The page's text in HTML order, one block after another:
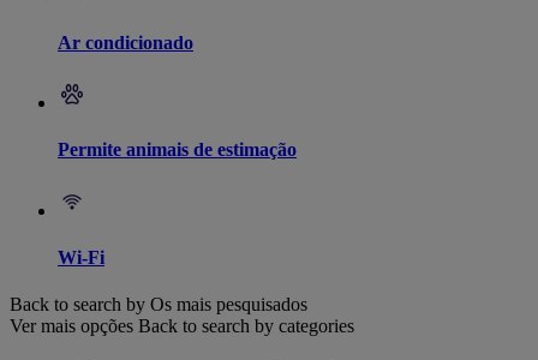
Ar condicionado
Permite animais de estimação
Wi-Fi
Back to search by Os mais pesquisados
Ver mais opções Back to search by categories